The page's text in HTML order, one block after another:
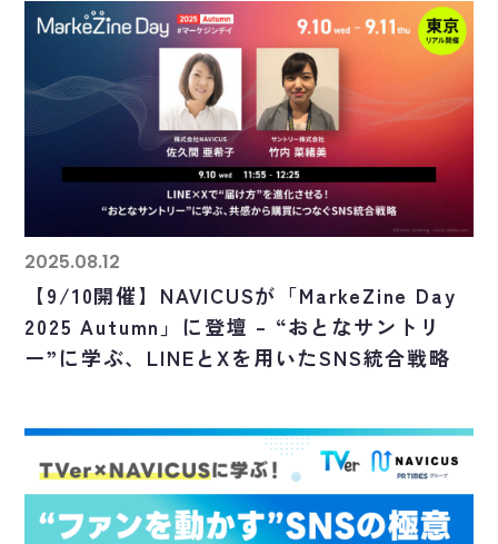
2025.08.12
【9/10開催】NAVICUSが「MarkeZine Day
2025 Autumn」に登壇 – “おとなサントリ
ー”に学ぶ、LINEとXを用いたSNS統合戦略